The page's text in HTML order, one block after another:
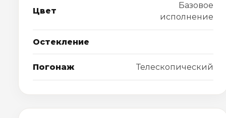
Цвет
Базовое
исполнение
Остекление
Погонаж Телескопический